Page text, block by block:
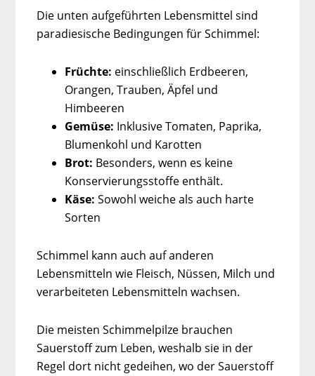
Die unten aufgeführten Lebensmittel sind
paradiesische Bedingungen für Schimmel:
Früchte: einschließlich Erdbeeren,
Orangen, Trauben, Äpfel und
Himbeeren
Gemüse: Inklusive Tomaten, Paprika,
Blumenkohl und Karotten
Brot: Besonders, wenn es keine
Konservierungsstoffe enthält.
Käse: Sowohl weiche als auch harte
Sorten
Schimmel kann auch auf anderen
Lebensmitteln wie Fleisch, Nüssen, Milch und
verarbeiteten Lebensmitteln wachsen.
Die meisten Schimmelpilze brauchen
Sauerstoff zum Leben, weshalb sie in der
Regel dort nicht gedeihen, wo der Sauerstoff